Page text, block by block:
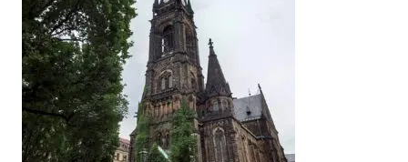
Anzeige
Anzeige